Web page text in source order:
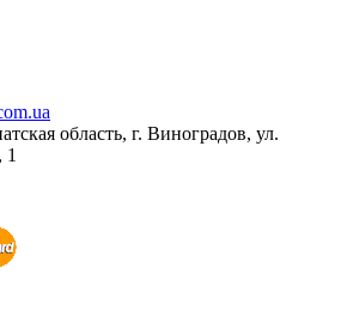
область, г. Виноградов, ул.
1